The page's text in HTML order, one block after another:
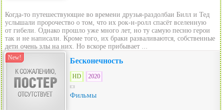
Когда-то путешествующие во времени друзья-раздолбаи Билл и Тед
услышали пророчество о том, что их рок-н-ролл спасёт вселенную
от гибели. Однако прошло уже много лет, но ту самую песню герои
так и не написали. Кроме того, их браки разваливаются, собственные
дети очень злы на них. Но вскоре прибывает ...
New! Бесконечность
HD 2020
Фильмы